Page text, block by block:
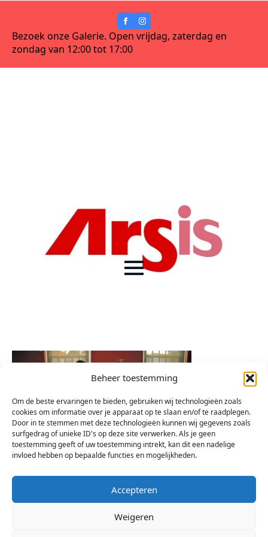
Beheer toestemming
Om de beste ervaringen te bieden, gebruiken wij technologieën zoals
cookies om informatie over je apparaat op te slaan en/of te raadplegen.
Door in te stemmen met deze technologieën kunnen wij gegevens zoals
surfgedrag of unieke ID's op deze site verwerken. Als je geen
toestemming geeft of uw toestemming intrekt, kan dit een nadelige
invloed hebben op bepaalde functies en mogelijkheden.
Accepteren
Weigeren
Bezoek onze Galerie. Open vrijdag, zaterdag en
zondag van 12:00 tot 17:00